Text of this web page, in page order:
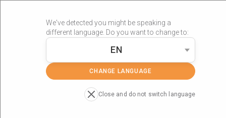
We've detected you might be speaking a
different language. Do you want to change to:
EN
CHANGE LANGUAGE
Close and do not switch language
»